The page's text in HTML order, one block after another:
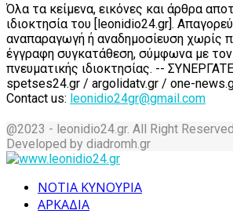
Όλα τα κείμενα, εικόνες και άρθρα
ιδιοκτησία του [leonidio24.gr].
αναπαραγωγή ή αναδημοσίευση χωρίς
έγγραφη συγκατάθεση, σύμφωνα με
πνευματικής ιδιοκτησίας. --
spetses24.gr / argolidatv.gr / one-
Contact us: leonidio24gr@gmail.com
@2023 - leonidio24.gr. All Right
Developed by diadromh.gr
ΝΟΤΙΑ ΚΥΝΟΥΡΙΑ
ΑΡΚΑΔΙΑ